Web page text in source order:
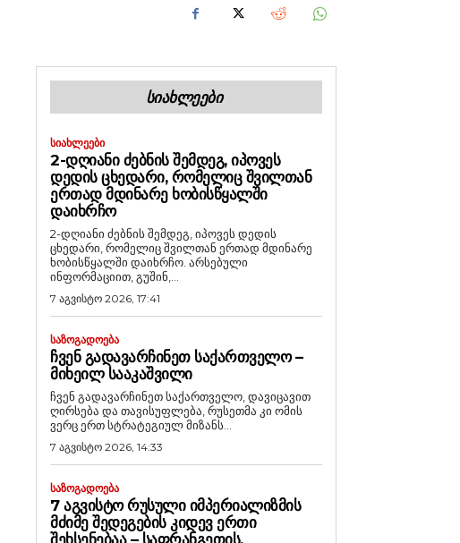
ᲡᲘᲐᲮᲚᲔᲔᲑᲘ
ᲡᲘᲐᲮᲚᲔᲔᲑᲘ
2-ᲓᲦᲘᲐᲜᲘ ᲫᲔᲑᲜᲘᲡ ᲨᲔᲛᲓᲔᲒ, ᲘᲞᲝᲕᲔᲡ
ᲓᲔᲓᲘᲡ ᲪᲮᲔᲓᲐᲠᲘ, ᲠᲝᲛᲔᲚᲘᲪ ᲨᲕᲘᲚᲗᲐᲜ
ᲔᲠᲗᲐᲓ ᲛᲓᲘᲜᲐᲠᲔ ᲮᲝᲑᲘᲡᲬᲧᲐᲚᲨᲘ
ᲓᲐᲘᲮᲠᲩᲝ
2-დღიანი ძებნის შემდეგ, იპოვეს დედის
ცხედარი, რომელიც შვილთან ერთად მდინარე
ხობისწყალში დაიხრჩო. არსებული
ინფორმაციით, გუშინ,...
7 აგვისტო 2026, 17:41
ᲡᲐᲖᲝᲒᲐᲓᲝᲔᲑᲐ
ᲩᲕᲔᲜ ᲒᲐᲓᲐᲕᲐᲠᲩᲘᲜᲔᲗ ᲡᲐᲥᲐᲠᲗᲕᲔᲚᲝ –
ᲛᲘᲮᲔᲘᲚ ᲡᲐᲐᲙᲐᲨᲕᲘᲚᲘ
ჩვენ გადავარჩინეთ საქართველო, დავიცავით
ღირსება და თავისუფლება, რუსეთმა კი ომის
ვერც ერთ სტრატეგიულ მიზანს...
7 აგვისტო 2026, 14:33
ᲡᲐᲖᲝᲒᲐᲓᲝᲔᲑᲐ
7 ᲐᲒᲕᲘᲡᲢᲝ ᲠᲣᲡᲣᲚᲘ ᲘᲛᲞᲔᲠᲘᲐᲚᲘᲖᲛᲘᲡ
ᲛᲫᲘᲛᲔ ᲨᲔᲓᲔᲒᲔᲑᲘᲡ ᲙᲘᲓᲔᲕ ᲔᲠᲗᲘ
ᲨᲔᲮᲡᲔᲜᲔᲑᲐᲐ – ᲡᲐᲤᲠᲐᲜᲒᲔᲗᲘᲡ,